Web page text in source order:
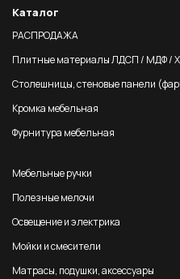
Каталог
РАСПРОДАЖА
Плитные материалы ЛДСП / МДФ /
Столешницы, стеновые панели
Кромка мебельная
Фурнитура мебельная
Мебельные ручки
Полезные мелочи
Освещение и электрика
Мойки и смесители
Матрасы, подушки, аксессуары